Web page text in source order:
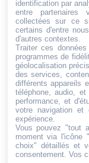
cookies
Politique de
confidentialité
Mentions
légales
Conditions de
retour et de
remboursement
Droit de
rétractation
identification par
entre partenaires
collectées sur ce
certains d'entre
d'autres contextes.
Traiter ces
programmes de
géolocalisation
des services,
différents appareils
téléphone, audio,
performance, et
votre navigation et
expérience.
Vous pouvez "tout
moment via l'icône
choix" détaillés et
consentement. Vos